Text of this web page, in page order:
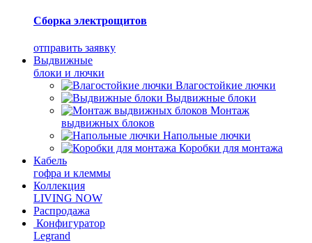
Сборка электрощитов
отправить заявку
Выдвижные
блоки и лючки
Влагостойкие лючки
Выдвижные блоки
Монтаж
выдвижных блоков
Напольные лючки
Коробки для монтажа
Кабель
гофра и клеммы
Коллекция
LIVING NOW
Распродажа
Конфигуратор
Legrand